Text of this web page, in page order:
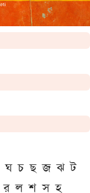
ঘ চ ছ জ ঝ ট
র ল শ স হ